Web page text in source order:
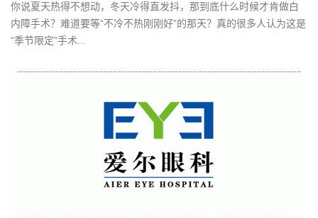
你说夏天热得不想动，冬天冷得直发抖，那到底什么时候才肯做白
内障手术？难道要等“不冷不热刚刚好”的那天？真的很多人认为这是
“季节限定”手术...